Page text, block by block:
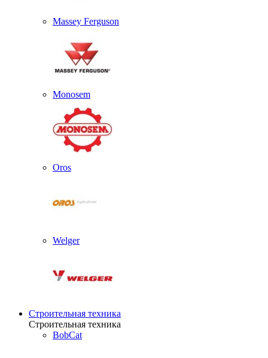
Massey Ferguson
Monosem
Oros
Welger
Строительная техника
Строительная техника
BobCat